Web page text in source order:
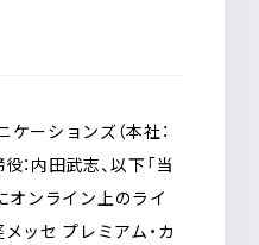
ーションズ（本社：
：内田武志、以下「当
オンライン上のライ
ッセ プレミアム・カ